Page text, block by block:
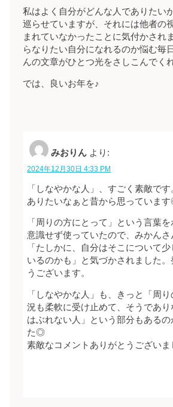
私はよく自分がどんな人でありたい
巡らせていますが、それには他者の
まれていなかったことに気付かされ
らなりたい自分になれるのか悩む毎
んの文章がひとつ光をさしこんでく
では、良いお年を♪
みおりん より:
2024年12月30日 4:33 PM
「しなやかな人」、すごく素敵で
ありたいなぁと昔から思っていま
「周りの方にとって」という言葉
意識せず使っていたので、みかん
「たしかに、自分はそこについて
いるのかも」と気づかされました。
うございます。
「しなやかな人」も、きっと「周
況も柔軟に受け止めて、そうであ
はぶれない人」という部分もあるの
た◎
素敵なコメントありがとうございま